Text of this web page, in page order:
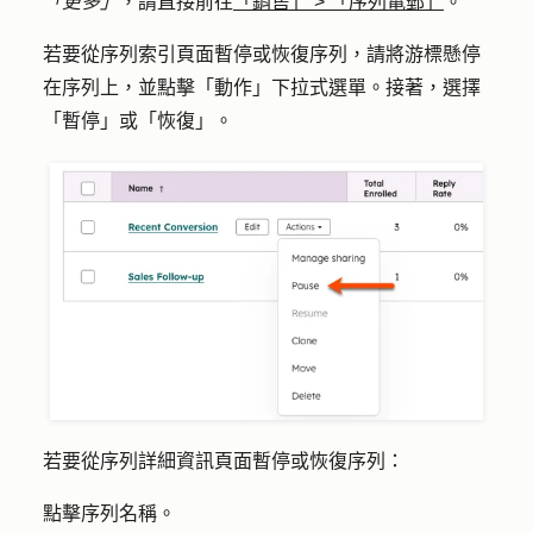
若要從序列索引頁面暫停或恢復序列，請將游標懸停
在序列上，並點擊「 動作 」下拉式選單。接著，選擇
「暫停」 或「 恢復 」。
若要從序列詳細資訊頁面暫停或恢復序列：
點擊序列 名稱 。